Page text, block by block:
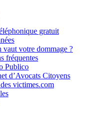
gratuit
vaut votre dommage ?
fréquentes
Publico
d’Avocats Citoyens
victimes.com